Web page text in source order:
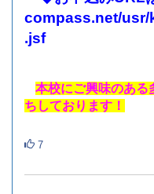
compass.net/
.jsf
本校にご興味のある
ちしております！
7